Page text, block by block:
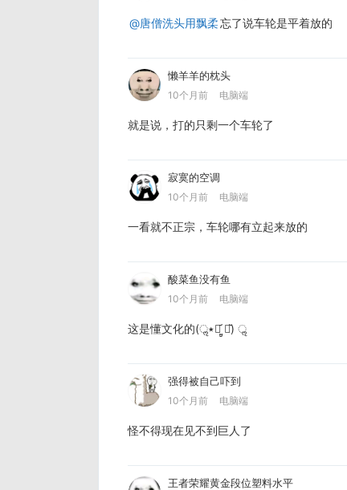
@唐僧洗头用飘柔忘了说车轮是平着放的
懒羊羊的枕头
10个月前 电脑端
就是说，打的只剩一个车轮了
寂寞的空调
10个月前 电脑端
一看就不正宗，车轮哪有立起来放的
酸菜鱼没有鱼
10个月前 电脑端
这是懂文化的(٭ॢꏿ᷄ ູ̠ꏿ᷅) ॢ
强得被自己吓到
10个月前 电脑端
怪不得现在见不到巨人了
王者荣耀黄金段位塑料水平